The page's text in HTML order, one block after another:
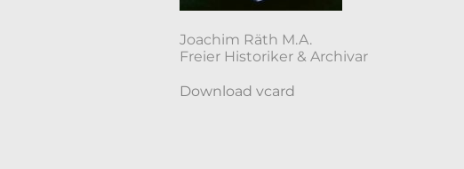
Joachim Räth M.A.
Freier Historiker & Archivar
Download vcard